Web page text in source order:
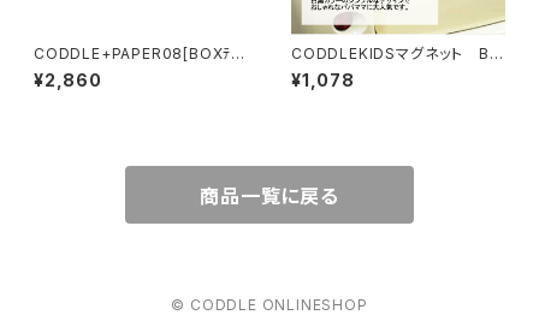
CODDLE+PAPER08[BOXﾃｨｯ
ｼｭｹｰｽ]
¥2,860
CODDLEKIDSマグネット Ba
by in car
¥1,078
商品一覧に戻る
© CODDLE ONLINESHOP